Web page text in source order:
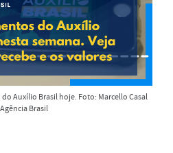
Auxílio Brasil hoje. Foto: Marcello Casal
Brasil